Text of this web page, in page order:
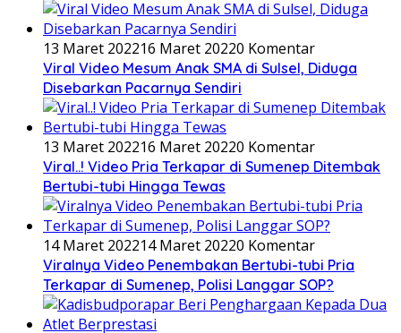
13 Maret 202216 Maret 20220 Komentar
Viral Video Mesum Anak SMA di Sulsel, Diduga
Disebarkan Pacarnya Sendiri
13 Maret 202216 Maret 20220 Komentar
Viral..! Video Pria Terkapar di Sumenep Ditembak
Bertubi-tubi Hingga Tewas
14 Maret 202214 Maret 20220 Komentar
Viralnya Video Penembakan Bertubi-tubi Pria
Terkapar di Sumenep, Polisi Langgar SOP?